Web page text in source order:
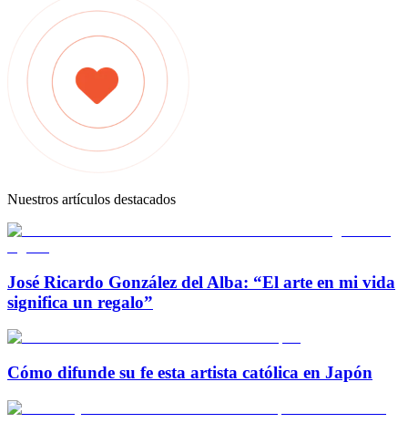
Nuestros artículos destacados
José Ricardo González del Alba: “El arte en mi vida
significa un regalo”
Cómo difunde su fe esta artista católica en Japón